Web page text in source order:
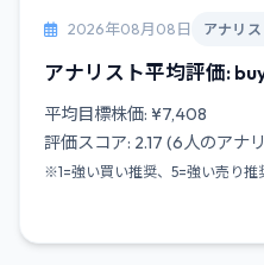
2026年08月08日 アナリ
アナリスト平均評価:
平均目標株価: ¥7,408
評価スコア: 2.17 (6人のアナ
※1=強い買い推奨、5=強い売り推